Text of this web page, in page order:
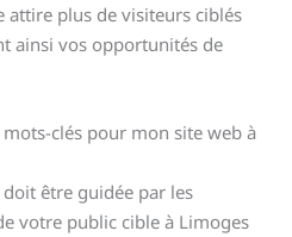
attire plus de visiteurs ciblés
ainsi vos opportunités de
clés pour mon site web à
être guidée par les
votre public cible à Limoges